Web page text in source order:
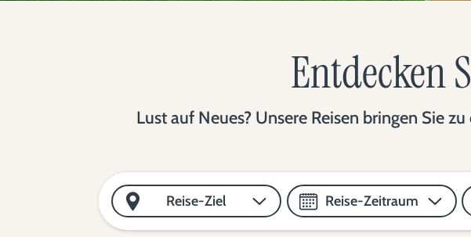
Entdecken
Lust auf Neues? Unsere Reisen bringen Sie
Reise-Ziel Reise-Zeitraum